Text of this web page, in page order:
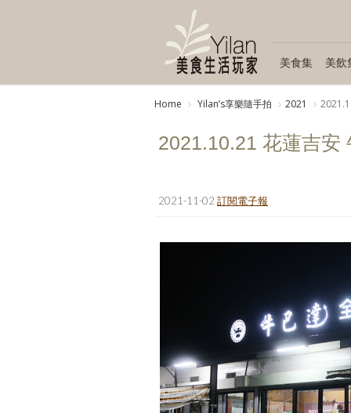
美食集 美飲
Home Yilanʼs享樂隨手拍 2021
2021.10.21 花蓮吉安
2021-11-02 訂閱電子報